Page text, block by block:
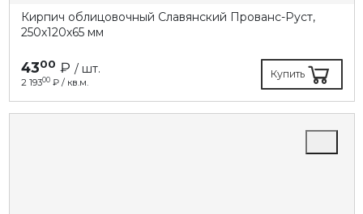
Кирпич облицовочный Славянский Прованс-Руст,
250х120х65 мм
4300 ₽ / шт.
2 19300₽ / кв.м.
Купить